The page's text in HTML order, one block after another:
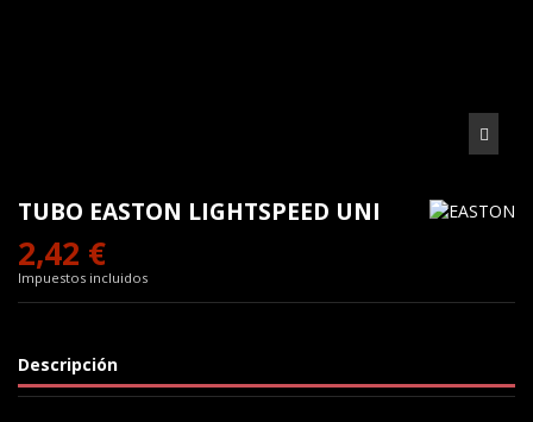
TUBO EASTON LIGHTSPEED UNI
2,42 €
Impuestos incluidos
Descripción